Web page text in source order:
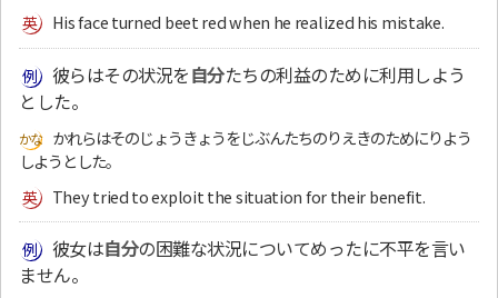
His face turned beet red when he realized his mistake.
彼らはその状況を自分たちの利益のために利用しよう
とした。
かれらはそのじょうきょうをじぶんたちのりえきのためにりよう
しようとした。
They tried to exploit the situation for their benefit.
彼女は自分の困難な状況についてめったに不平を言い
ません。